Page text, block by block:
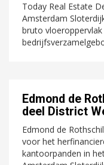
Today Real Estate
Amsterdam
bruto
Edmond de
deel District
Edmond de
voor het
kantoorpanden in